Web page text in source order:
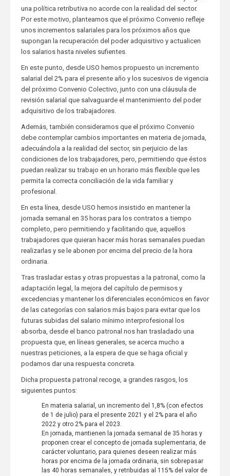
una política retributiva no acorde con la realidad del sector.
Por este motivo, planteamos que el próximo Convenio refleje
unos incrementos salariales para los próximos años que
supongan la recuperación del poder adquisitivo y actualicen
los salarios hasta niveles sufientes.
En este punto, desde USO hemos propuesto un incremento
salarial del 2% para el presente año y los sucesivos de vigencia
del próximo Convenio Colectivo, junto con una cláusula de
revisión salarial que salvaguarde el mantenimiento del poder
adquisitivo de los trabajadores.
Además, también consideramos que el próximo Convenio
debe contemplar cambios importantes en materia de jornada,
adecuándola a la realidad del sector, sin perjuicio de las
condiciones de los trabajadores, pero, permitiendo que éstos
puedan realizar su trabajo en un horario más flexible que les
permita la correcta conciliación de la vida familiar y
profesional.
En esta línea, desde USO hemos insistido en mantener la
jornada semanal en 35 horas para los contratos a tiempo
completo, pero permitiendo y facilitando que, aquellos
trabajadores que quieran hacer más horas semanales puedan
realizarlas y se le abonen por encima del precio de la hora
ordinaria.
Tras trasladar estas y otras propuestas a la patronal, como la
adaptación legal, la mejora del capítulo de permisos y
excedencias y mantener los diferenciales económicos en favor
de las categorías con salarios más bajos para evitar que los
futuras subidas del salario mínimo interprofesional los
absorba, desde el banco patronal nos han trasladado una
propuesta que, en líneas generales, se acerca mucho a
nuestras peticiones, a la espera de que se haga oficial y
podamos dar una respuesta concreta.
Dicha propuesta patronal recoge, a grandes rasgos, los
siguientes puntos:
En materia salarial, un incremento del 1,8% (con efectos
de 1 de julio) para el presente 2021 y el 2% para el año
2022 y otro 2% para el 2023.
En jornada, mantienen la jornada semanal de 35 horas y
proponen crear el concepto de jornada suplementaria, de
carácter voluntario, para quienes deseen realizar más
horas por encima de la jornada ordinaria, sin sobrepasar
las 40 horas semanales, y retribuidas al 115% del valor de